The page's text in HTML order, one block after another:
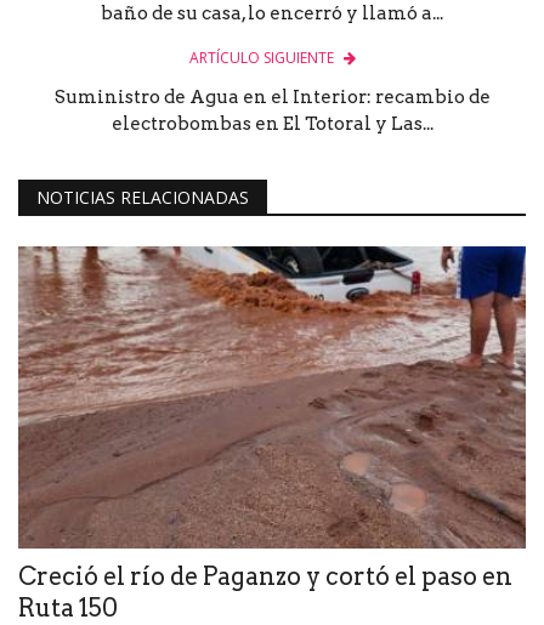
baño de su casa, lo encerró y llamó a...
ARTÍCULO SIGUIENTE
Suministro de Agua en el Interior: recambio de
electrobombas en El Totoral y Las...
NOTICIAS RELACIONADAS
Creció el río de Paganzo y cortó el paso en
Ruta 150